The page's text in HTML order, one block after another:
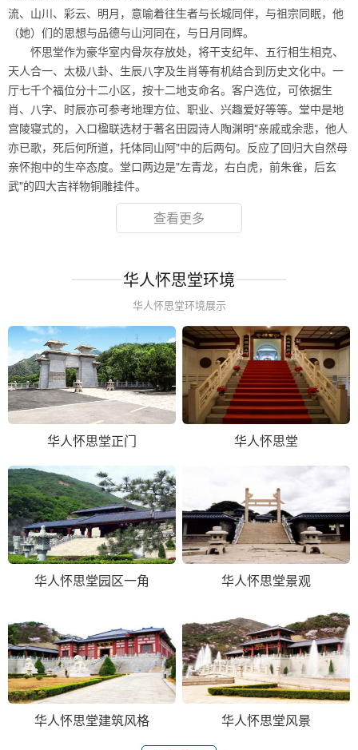
流、山川、彩云、明月，意喻着往生者与长城同伴，与祖宗同眠，他
（她）们的思想与品德与山河同在，与日月同辉。
怀思堂作为豪华室内骨灰存放处，将干支纪年、五行相生相克、
天人合一、太极八卦、生辰八字及生肖等有机结合到历史文化中。一
厅七千个福位分十二小区，按十二地支命名。客户选位，可依据生
肖、八字、时辰亦可参考地理方位、职业、兴趣爱好等等。堂中是地
宫陵寝式的，入口楹联选材于著名田园诗人陶渊明"亲戚或余悲，他人
亦已歌，死后何所道，托体同山阿"中的后两句。反应了回归大自然母
亲怀抱中的生卒态度。堂口两边是"左青龙，右白虎，前朱雀，后玄
武"的四大吉祥物铜雕挂件。
查看更多
华人怀思堂环境
华人怀思堂环境展示
华人怀思堂正门 华人怀思堂
华人怀思堂园区一角 华人怀思堂景观
华人怀思堂建筑风格 华人怀思堂风景